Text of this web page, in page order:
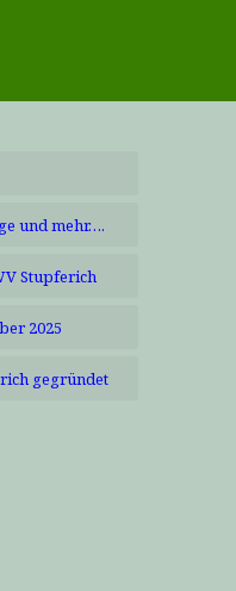
und mehr….
Stupferich
2025
gegründet